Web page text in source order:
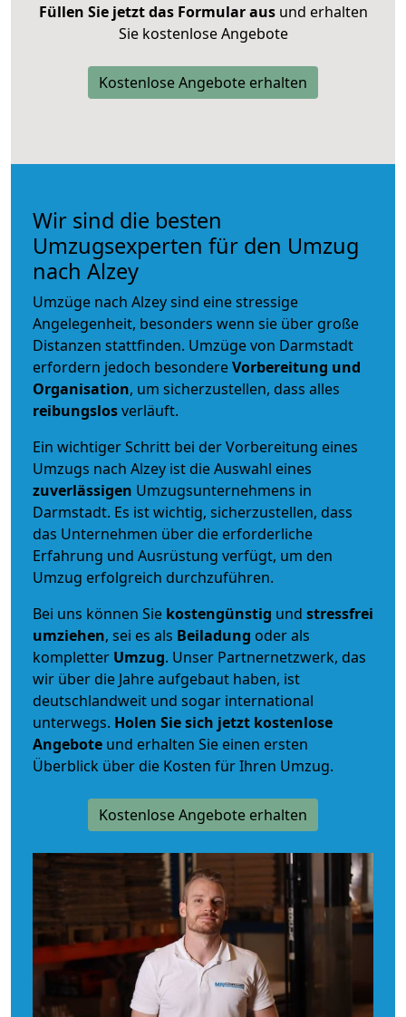
Füllen Sie jetzt das Formular ausund erhalten
Sie kostenlose Angebote
Kostenlose Angebote erhalten
Wir sind die besten
Umzugsexperten für den Umzug
nach Alzey
Umzüge nach Alzey sind eine stressige
Angelegenheit, besonders wenn sie über große
Distanzen stattfinden. Umzüge von Darmstadt
erfordern jedoch besondereVorbereitung und
Organisation, um sicherzustellen, dass alles
reibungslosverläuft.
Ein wichtiger Schritt bei der Vorbereitung eines
Umzugs nach Alzey ist die Auswahl eines
zuverlässigen Umzugsunternehmens in
Darmstadt. Es ist wichtig, sicherzustellen, dass
das Unternehmen über die erforderliche
Erfahrung und Ausrüstung verfügt, um den
Umzug erfolgreich durchzuführen.
Bei uns können Sie kostengünstig und stressfrei
umziehen, sei es als Beiladung oder als
kompletter Umzug. Unser Partnernetzwerk, das
wir über die Jahre aufgebaut haben, ist
deutschlandweit und sogar international
unterwegs. Holen Sie sich jetzt kostenlose
Angebote und erhalten Sie einen ersten
Überblick über die Kosten für Ihren Umzug.
Kostenlose Angebote erhalten